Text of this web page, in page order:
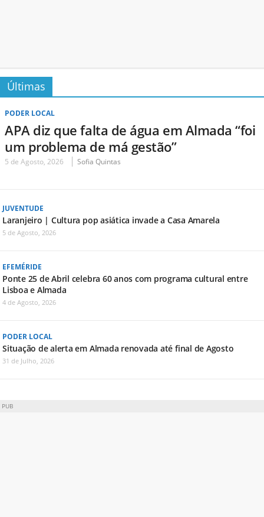
Últimas
PODER LOCAL
APA diz que falta de água em Almada “foi
um problema de má gestão”
5 de Agosto, 2026 Sofia Quintas
JUVENTUDE
Laranjeiro | Cultura pop asiática invade a Casa Amarela
5 de Agosto, 2026
EFEMÉRIDE
Ponte 25 de Abril celebra 60 anos com programa cultural entre
Lisboa e Almada
4 de Agosto, 2026
PODER LOCAL
Situação de alerta em Almada renovada até final de Agosto
31 de Julho, 2026
PUB